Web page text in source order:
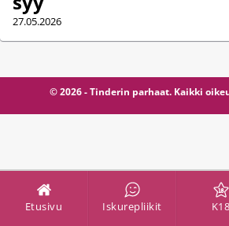
Etusivu Iskurepliikit K18
27.05.2026
© 2026 - Tinderin parhaat. Kaikki